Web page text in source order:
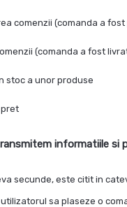
comenzii (comanda a
(comanda a fost
stoc a unor produse
pret
informatiile si
secunde, este citit in
sa plaseze o